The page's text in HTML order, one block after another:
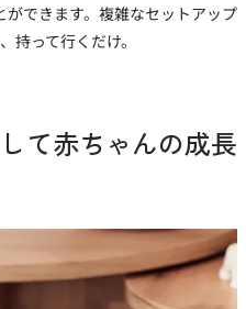
できます。複雑なセットアップ
持って行くだけ。
て赤ちゃんの成長